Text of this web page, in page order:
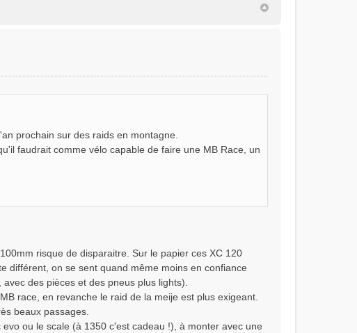
prochain sur des raids en montagne.
faudrait comme vélo capable de faire une MB Race, un
risque de disparaitre. Sur le papier ces XC 120
différent, on se sent quand même moins en confiance
des pièces et des pneus plus lights).
race, en revanche le raid de la meije est plus exigeant.
beaux passages.
ou le scale (à 1350 c'est cadeau !), à monter avec une